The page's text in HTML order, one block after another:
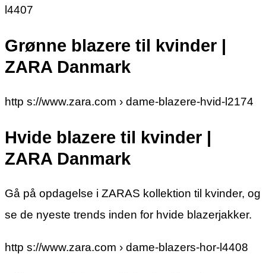
l4407
Grønne blazere til kvinder |
ZARA Danmark
http s://www.zara.com › dame-blazere-hvid-l2174
Hvide blazere til kvinder |
ZARA Danmark
Gå på opdagelse i ZARAS kollektion til kvinder, og
se de nyeste trends inden for hvide blazerjakker.
http s://www.zara.com › dame-blazers-hor-l4408